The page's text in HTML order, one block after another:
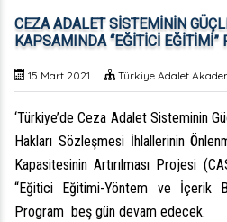
CEZA ADALET SİSTEMİNİN
KAPSAMINDA “EĞİTİCİ
15 Mart 2021 Türkiye Adalet
‘Türkiye’de Ceza Adalet Sisteminin
Hakları Sözleşmesi İhlallerinin
Kapasitesinin Artırılması Projesi
“Eğitici Eğitimi-Yöntem ve İçerik
Program beş gün devam edecek.